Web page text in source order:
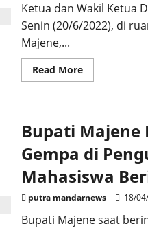
Ketua dan Wakil Ketua
Senin (20/6/2022), di
Majene,...
Read MoreRead
more
Majene
Bupati Majene
Gempa di
Mahasiswa
putra mandarnews 18/
Bupati Majene saat